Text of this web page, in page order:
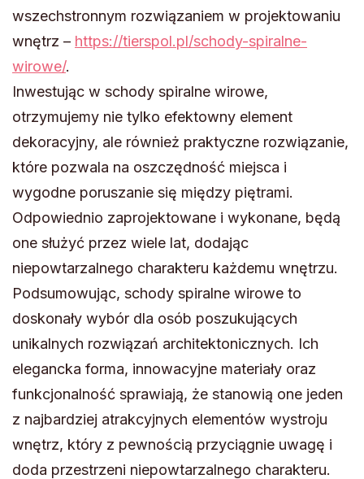
wszechstronnym rozwiązaniem w projektowaniu
wnętrz – https://tierspol.pl/schody-spiralne-
wirowe/.
Inwestując w schody spiralne wirowe,
otrzymujemy nie tylko efektowny element
dekoracyjny, ale również praktyczne rozwiązanie,
które pozwala na oszczędność miejsca i
wygodne poruszanie się między piętrami.
Odpowiednio zaprojektowane i wykonane, będą
one służyć przez wiele lat, dodając
niepowtarzalnego charakteru każdemu wnętrzu.
Podsumowując, schody spiralne wirowe to
doskonały wybór dla osób poszukujących
unikalnych rozwiązań architektonicznych. Ich
elegancka forma, innowacyjne materiały oraz
funkcjonalność sprawiają, że stanowią one jeden
z najbardziej atrakcyjnych elementów wystroju
wnętrz, który z pewnością przyciągnie uwagę i
doda przestrzeni niepowtarzalnego charakteru.